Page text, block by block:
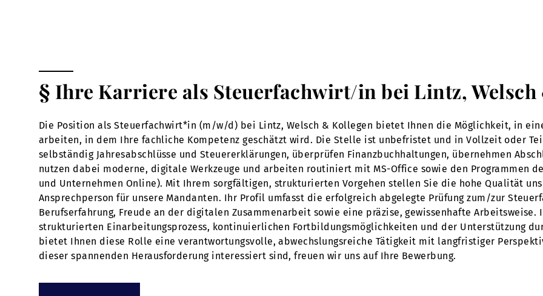
§ Ihre Karriere als Steuerfachwirt/in bei Lintz,
Die Position als Steuerfachwirt*in (m/w/d) bei Lintz, Welsch & Kollegen bietet Ihnen die Möglichkeit, in
arbeiten, in dem Ihre fachliche Kompetenz geschätzt wird. Die Stelle ist unbefristet und in Vollzeit oder
selbständig Jahresabschlüsse und Steuererklärungen, überprüfen Finanzbuchhaltungen, übernehmen
nutzen dabei moderne, digitale Werkzeuge und arbeiten routiniert mit MS-Office sowie den Programmen
und Unternehmen Online). Mit Ihrem sorgfältigen, strukturierten Vorgehen stellen Sie die hohe Qualität
Ansprechperson für unsere Mandanten. Ihr Profil umfasst die erfolgreich abgelegte Prüfung zum/zur
Berufserfahrung, Freude an der digitalen Zusammenarbeit sowie eine präzise, gewissenhafte
strukturierten Einarbeitungsprozess, kontinuierlichen Fortbildungsmöglichkeiten und der Unterstützung
bietet Ihnen diese Rolle eine verantwortungsvolle, abwechslungsreiche Tätigkeit mit langfristiger
dieser spannenden Herausforderung interessiert sind, freuen wir uns auf Ihre Bewerbung.